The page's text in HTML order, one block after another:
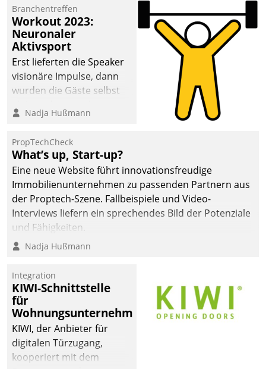
Branchentreffen
Workout 2023:
Neuronaler
Aktivsport
Erst lieferten die Speaker
visionäre Impulse, dann
wurden die Gäste selbst
methodisch
Quartier. Dazwischen
zeigte Datatrain, was es
Neues zu bieten hat.
Nadja Hußmann
PropTechCheck
What’s up, Start-up?
Eine neue Website führt innovationsfreudige
Immobilienunternehmen zu passenden Partnern aus
der Proptech-Szene. Fallbeispiele und Video-
Interviews liefern ein sprechendes Bild der Potenziale
und Fähigkeiten.
Nadja Hußmann
Integration
KIWI-Schnittstelle
für
Wohnungsunternehmen
KIWI, der Anbieter für
digitalen Türzugang,
kooperiert mit dem